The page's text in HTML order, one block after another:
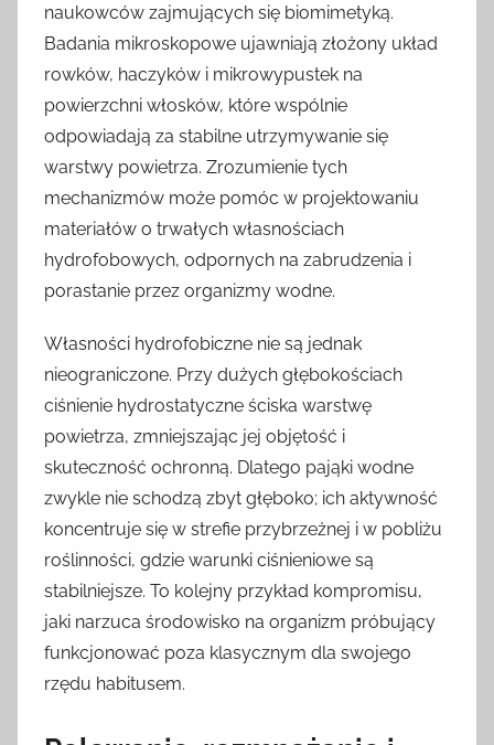
naukowców zajmujących się biomimetyką.
Badania mikroskopowe ujawniają złożony układ
rowków, haczyków i mikrowypustek na
powierzchni włosków, które wspólnie
odpowiadają za stabilne utrzymywanie się
warstwy powietrza. Zrozumienie tych
mechanizmów może pomóc w projektowaniu
materiałów o trwałych własnościach
hydrofobowych, odpornych na zabrudzenia i
porastanie przez organizmy wodne.
Własności hydrofobiczne nie są jednak
nieograniczone. Przy dużych głębokościach
ciśnienie hydrostatyczne ściska warstwę
powietrza, zmniejszając jej objętość i
skuteczność ochronną. Dlatego pająki wodne
zwykle nie schodzą zbyt głęboko; ich aktywność
koncentruje się w strefie przybrzeżnej i w pobliżu
roślinności, gdzie warunki ciśnieniowe są
stabilniejsze. To kolejny przykład kompromisu,
jaki narzuca środowisko na organizm próbujący
funkcjonować poza klasycznym dla swojego
rzędu habitusem.